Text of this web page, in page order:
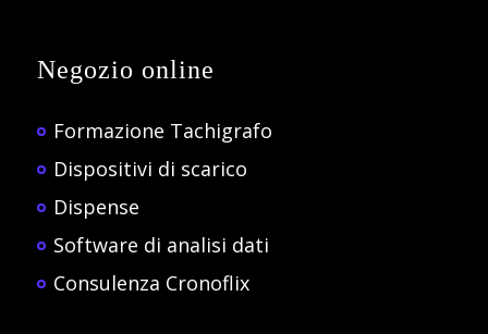
Negozio online
Formazione Tachigrafo
Dispositivi di scarico
Dispense
Software di analisi dati
Consulenza Cronoflix